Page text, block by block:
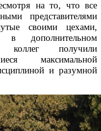
на то, что все
представителями
своими цехами,
в дополнительном
коллег получили
максимальной
и разумной